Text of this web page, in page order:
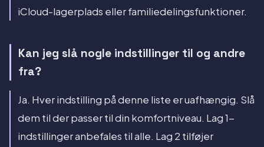
iCloud-lagerplads eller familiedelingsfunktioner.
Kan jeg slå nogle indstillinger til og andre
fra?
Ja. Hver indstilling på denne liste er uafhængig. Slå
dem til der passer til din komfortniveau. Lag 1-
indstillinger anbefales til alle. Lag 2 tilføjer